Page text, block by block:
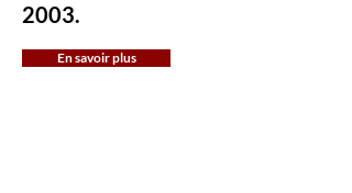
2003.
En savoir plus